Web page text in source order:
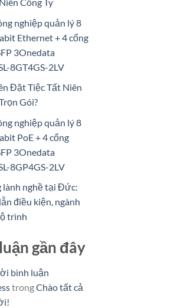
nghiệp quản lý 8
Ethernet + 4 cổng
3Onedata
8GT4GS-2LV
Đặt Tiệc Tất Niên
Gói?
nghiệp quản lý 8
PoE + 4 cổng
3Onedata
8GP4GS-2LV
lành nghề tại Đức:
điều kiện, ngành
trình
gần đây
bình luận
trongChào tất cả